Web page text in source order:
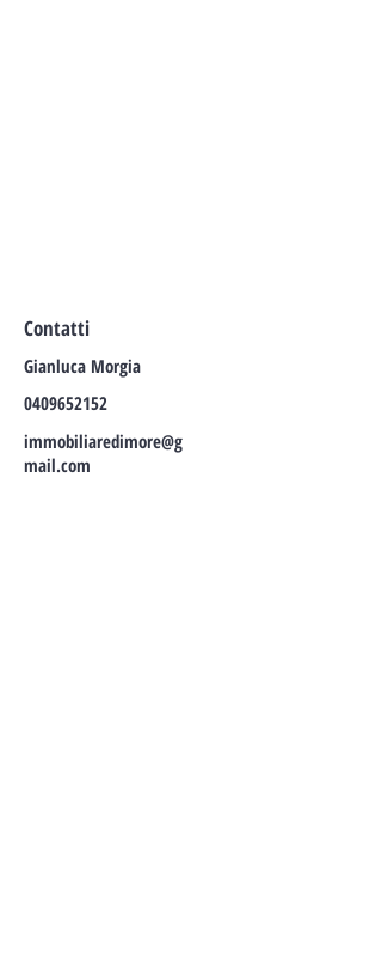
Contatti
Gianluca Morgia
0409652152
immobiliaredimore@g
mail.com